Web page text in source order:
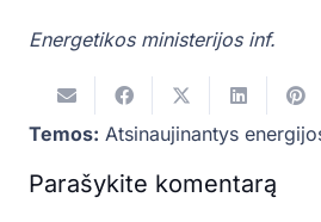
Energetikos ministerijos inf.
Temos: Atsinaujinantys
Parašykite komentarą